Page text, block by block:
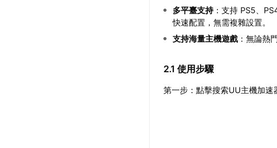
多平臺支持：支持 PS5、
快速配置，無需複雜設置。
支持海量主機遊戲：無論熱
2.1 使用步驟
第一步：點擊搜索UU主機加速